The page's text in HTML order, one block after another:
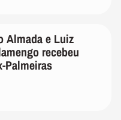
Almada e Luiz
recebeu
Palmeiras